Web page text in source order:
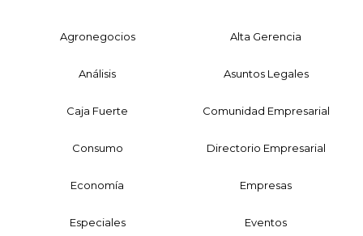
Agronegocios Alta Gerencia
Análisis Asuntos Legales
Caja Fuerte Comunidad Empresarial
Consumo Directorio Empresarial
Economía Empresas
Especiales Eventos